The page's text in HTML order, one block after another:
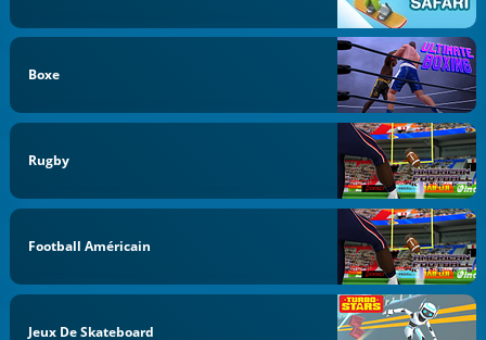
Boxe
Rugby
Football Américain
Jeux De Skateboard